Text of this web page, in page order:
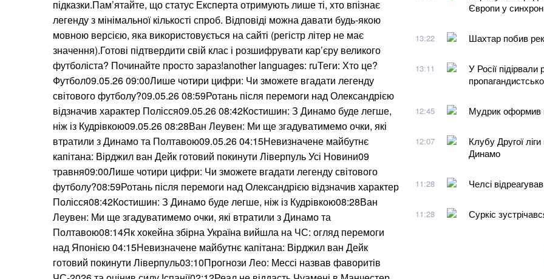
підказки.Пам’ятайте, що статус Експерта отримують лише ті, хто впізнає
легенду з мінімальної кількості спроб. Відповіді можна давати будь-якою
мовною версією, яка використовується на сайті (регістр літер не має
значення).Готові підтвердити свій клас і розшифрувати кар’єру великого
футболіста? Починайте просто зараз!another languages: ruТеги: Хто це?
Футбол09.05.26 09:00Лише чотири цифри: Чи зможете вгадати легенду
світового футболу?09.05.26 08:59Ротань після перемоги над Олександрією
відзначив характер Полісся09.05.26 08:42Костишин: З Динамо буде легше,
ніж із Кудрівкою09.05.26 08:28Ван Леувен: Ми ще згадуватимемо очки, які
втратили з Динамо та Полтавою09.05.26 04:15Невизначене майбутнє
капітана: Вірджил ван Дейк готовий покинути Ліверпуль Усі Новини09
травня09:00Лише чотири цифри: Чи зможете вгадати легенду світового
футболу?08:59Ротань після перемоги над Олександрією відзначив характер
Полісся08:42Костишин: З Динамо буде легше, ніж із Кудрівкою08:28Ван
Леувен: Ми ще згадуватимемо очки, які втратили з Динамо та
Полтавою08:14Як хокейна збірна Україна вийшла на ЧС: огляд перемоги
над Японією 04:15Невизначене майбутнє капітана: Вірджил ван Дейк
готовий покинути Ліверпуль03:10Прогнози Лео: Мессі назвав фаворитів
Європи у
13:22 Шахтар побив
13:11
У Росії
12:45 Мудрик оформив
12:07
Клубу Другої
Динамо
11:28 Челсі
11:28 Суркіс